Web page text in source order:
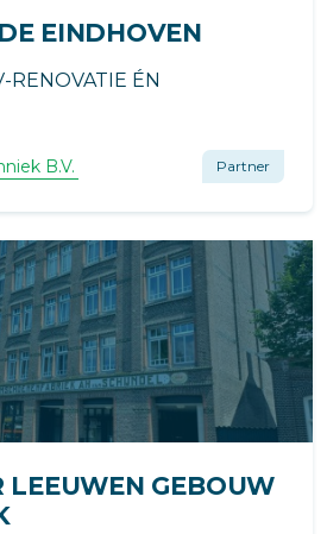
EINDHOVEN
RENOVATIE ÉN
B.V. Partner
LEEUWEN GEBOUW